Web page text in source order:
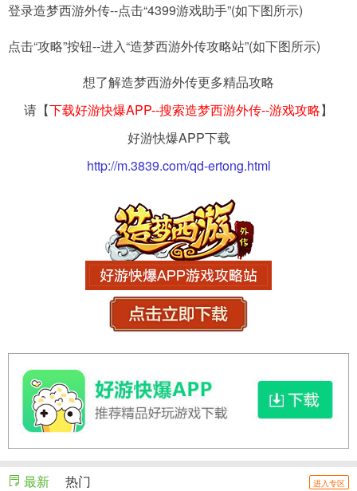
登录造梦西游外传--点击“4399游戏助手”(如下图所示)
点击“攻略”按钮--进入“造梦西游外传攻略站”(如下图所示)
想了解造梦西游外传更多精品攻略
请【下载好游快爆APP--搜索造梦西游外传--游戏攻略】
好游快爆APP下载
http://m.3839.com/qd-ertong.html
最新 热门 进入专区